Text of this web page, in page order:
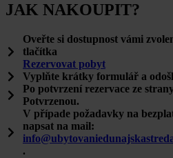
JAK NAKOUPIT?
Oveřte si dostupnost vámi
tlačítka
Rezervovat pobyt
Vyplňte krátky formulář a
Po potvrzení rezervace ze
Potvrzenou.
V případe požadavky na
napsat na mail:
.